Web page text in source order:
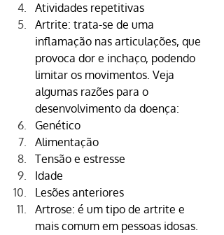
Atividades repetitivas
Artrite: trata-se de uma
inflamação nas articulações, que
provoca dor e inchaço, podendo
limitar os movimentos. Veja
algumas razões para o
desenvolvimento da doença:
Genético
Alimentação
Tensão e estresse
Idade
Lesões anteriores
Artrose: é um tipo de artrite e
mais comum em pessoas idosas.